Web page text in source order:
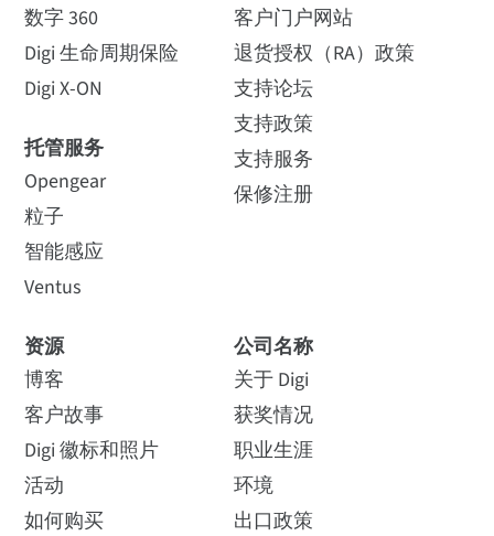
数字 360
Digi 生命周期保险
Digi X-ON
托管服务
Opengear
粒子
智能感应
Ventus
客户门户网站
退货授权（RA）政策
支持论坛
支持政策
支持服务
保修注册
资源
博客
客户故事
Digi 徽标和照片
活动
如何购买
公司名称
关于 Digi
获奖情况
职业生涯
环境
出口政策